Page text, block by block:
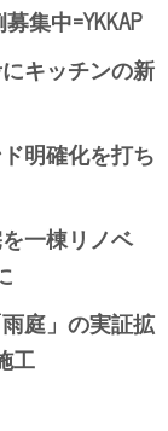
集中=YKKAP
キッチンの新
明確化を打ち
一棟リノベ
庭」の実証拡
工